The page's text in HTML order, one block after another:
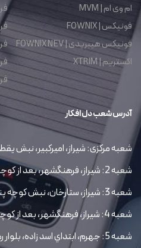
ام وی ام | MVM
فونیکس | FOWNIX
فونیکس هیبریدی | FOWNIX NEV
اکستریم | XTRIM
آدرس شعب دل افکار
شعبه مرکزی: شیراز، امیرکبیر، نبش
شعبه 2: شیراز، فرهنگشهر، بعد از کوچه 42
شعبه 3: شیراز، ستارخان، نبش کوچه پنجم
شعبه 4: شیراز، فرهنگشهر، بعد از کوچه 52
شعبه 5: جهرم، ابتداي اسد زاده، بلوار رهبري